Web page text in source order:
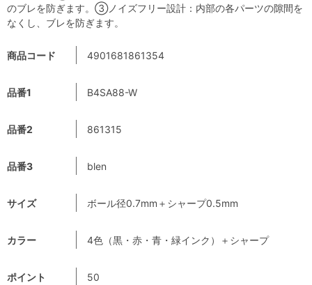
商品コード 4901681861354
品番1 B4SA88-W
品番2 861315
品番3 blen
サイズ ボール径0.7mm＋シャープ0.5mm
カラー 4色（黒・赤・青・緑インク）＋シャープ
ポイント 50
のブレを防ぎます。③ノイズフリー設計：内部の各パーツの隙間を
なくし、ブレを防ぎます。